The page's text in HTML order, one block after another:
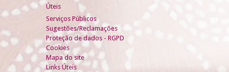
Úteis
Serviços Públicos
Sugestões/Reclamações
Proteção de dados - RGPD
Cookies
Mapa do site
Links Úteis